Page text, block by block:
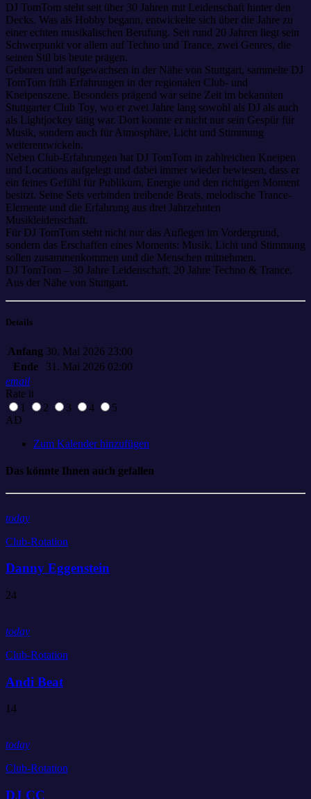
DJ TomTom steht seit über 30 Jahren mit Leidenschaft hinter den
Decks. Was als Hobby begann, entwickelte sich über die Jahre zu
einer echten musikalischen Berufung. Seit rund 20 Jahren liegt sein
Schwerpunkt vor allem auf Techno und Trance, zwei Genres, die
seinen Stil bis heute prägen.
Geboren und aufgewachsen in der Nähe von Stuttgart, sammelte DJ
TomTom früh Erfahrungen in der regionalen Club- und
Kneipenszene. Besonders prägend war seine Zeit im bekannten
Stuttgarter Club Toy, wo er zwei Jahre lang sowohl als DJ als auch
als Lightjockey tätig war. Dort konnte er nicht nur sein Gespür für
Musik, sondern auch für Atmosphäre, Licht und Stimmung
weiterentwickeln.
Neben Club-Erfahrungen hat DJ TomTom in zahlreichen Kneipen
und Locations aufgelegt und dabei immer wieder bewiesen, dass er
ein feines Gefühl für Publikum, Energie und den richtigen Moment
besitzt. Seine Sets verbinden treibende Beats, melodische Trance-
Elemente und die Erfahrung aus drei Jahrzehnten
Musikleidenschaft.
Für DJ TomTom steht nicht nur das Auflegen im Vordergrund,
sondern das Erschaffen eines Moments: Musik, Licht und Stimmung
sollen zusammenkommen und die Menschen mitnehmen.
DJ TomTom – 30 Jahre Leidenschaft. 20 Jahre Techno & Trance.
Aus der Nähe von Stuttgart.
Details
Anfang 30. Mai 2026 23:00
Ende
31. Mai 2026 02:00
email
Rate it
1
2 3 4
5
AD
Zum Kalender hinzufügen
Das könnte Ihnen auch gefallen
today
Club-Rotation
Danny Eggenstein
24
today
Club-Rotation
Andi Beat
14
today
Club-Rotation
DJ CC